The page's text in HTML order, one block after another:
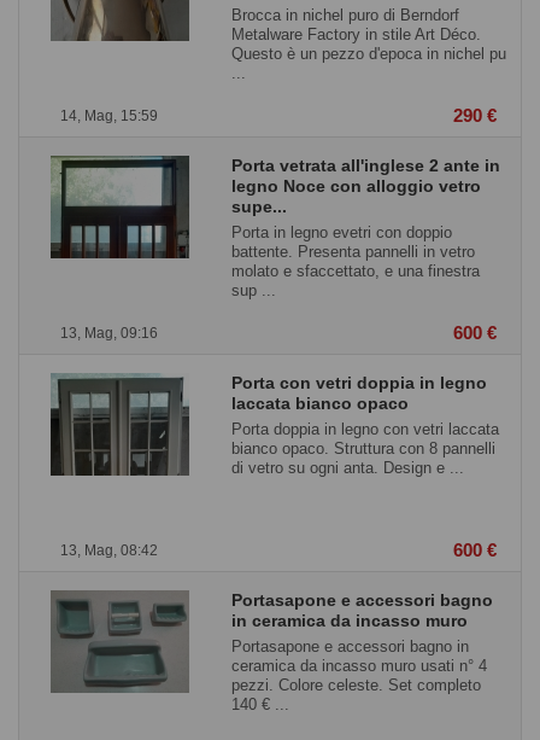
14, Mag, 15:59
Brocca in nichel puro di Berndorf
Metalware Factory in stile Art Déco.
Questo è un pezzo d'epoca in nichel pu
...
290 €
13, Mag, 09:16
Porta vetrata all'inglese 2 ante in
legno Noce con alloggio vetro
supe...
Porta in legno evetri con doppio
battente. Presenta pannelli in vetro
molato e sfaccettato, e una finestra
sup ...
600 €
13, Mag, 08:42
Porta con vetri doppia in legno
laccata bianco opaco
Porta doppia in legno con vetri laccata
bianco opaco. Struttura con 8 pannelli
di vetro su ogni anta. Design e ...
600 €
Portasapone e accessori bagno
in ceramica da incasso muro
Portasapone e accessori bagno in
ceramica da incasso muro usati n° 4
pezzi. Colore celeste. Set completo
140 € ...